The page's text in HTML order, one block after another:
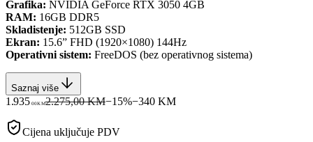
Grafika: NVIDIA GeForce RTX 3050 4GB
RAM: 16GB DDR5
Skladistenje: 512GB SSD
Ekran: 15.6” FHD (1920×1080) 144Hz
Operativni sistem: FreeDOS (bez operativnog sistema)
Saznaj više
1.935 00KM2.275,00 KM−15%−340KM
Cijena uključuje PDV